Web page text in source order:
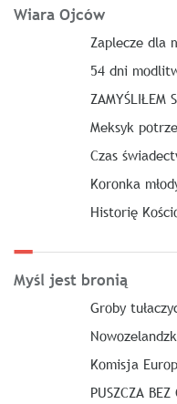
Wiara Ojców
Zaplecze dla
54 dni
ZAMYŚLIŁEM
Meksyk
Czas
Koronka
Historię
Myśl jest bronią
Groby
Komisja
PUSZCZA